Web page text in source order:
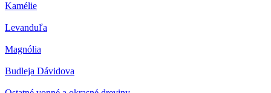
Kamélie
Levanduľa
Magnólia
Budleja Dávidova